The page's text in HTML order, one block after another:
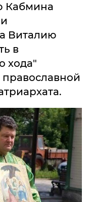
Кабмина
Виталию
в
хода"